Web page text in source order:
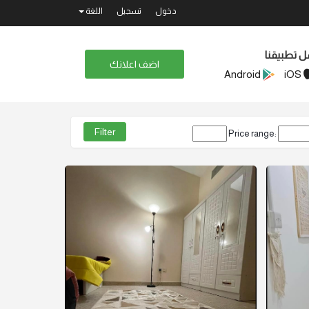
دخول تسجيل اللغة
تطبيقنا
اضف اعلانك
Price range: